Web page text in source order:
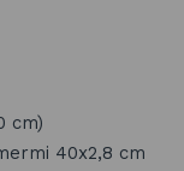
cm)
40x2,8 cm